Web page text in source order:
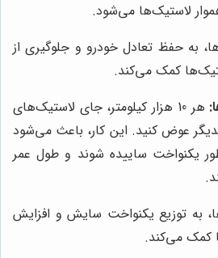
لاستیک‌ها می‌شود.
به حفظ تعادل خودرو و جلوگیری از
کمک می‌کند.
هر 10 هزار کیلومتر، جای لاستیک‌های
عوض کنید. این کار، باعث می‌شود
یکنواخت ساییده شوند و طول عمر
به توزیع یکنواخت سایش و افزایش
کمک می‌کند.